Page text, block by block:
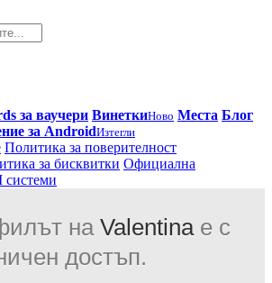
за ваучери ВинеткиНово Места Блог
за AndroidИзтегли
Политика за поверителност
за бисквитки Официална
на Valentinaе с
достъп.